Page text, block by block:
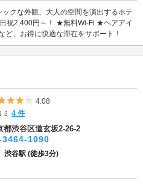
クな外観、大人の空間を演出するホテ
祝2,400円～！ ★無料Wi-Fi ★ヘアアイ
ど、お得に快適な滞在をサポート！
5つ星のうち4
4.08
ミ4 件
都渋谷区道玄坂2-26-2
3464-1090
渋谷駅 (徒歩3分)